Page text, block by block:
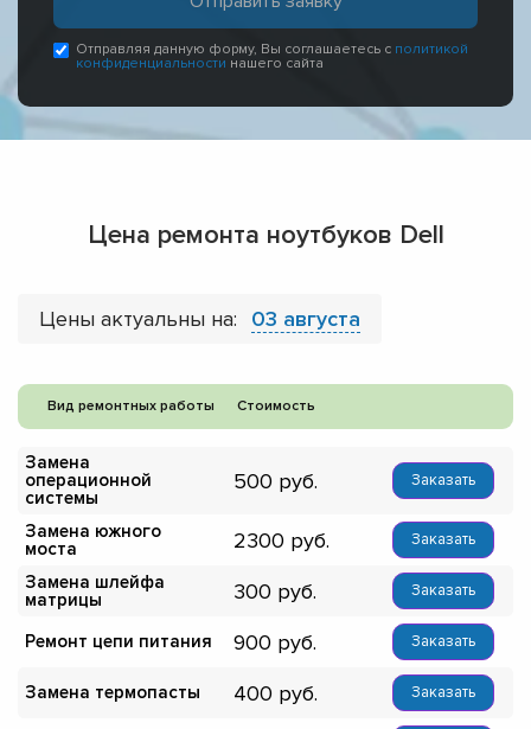
Отправляя данную форму, Вы соглашаетесь с политикой
конфиденциальности нашего сайта
Цена ремонта ноутбуков Dell
Цены актуальны на: 03 августа
Вид ремонтных работы Стоимость
Замена
операционной
системы
500 Заказать
Замена южного
моста
2300 Заказать
Замена шлейфа
матрицы
300 Заказать
Ремонт цепи питания 900 Заказать
Замена термопасты 400 Заказать